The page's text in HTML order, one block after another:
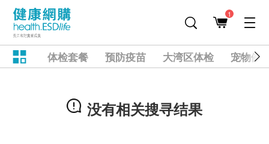
1
体检套餐 预防疫苗 大湾区体检 宠物健
没有相关搜寻结果